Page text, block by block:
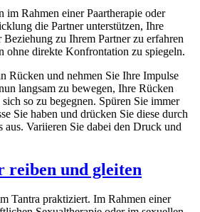
Rahmen einer Paartherapie oder
die Partner unterstützen, Ihre
zu Ihrem Partner zu erfahren
ohne direkte Konfrontation zu spiegeln.
Rücken und nehmen Sie Ihre Impulse
langsam zu bewegen, Ihre Rücken
so zu begegnen. Spüren Sie immer
Sie haben und drücken Sie diese durch
aus. Variieren Sie dabei den Druck und
reiben und gleiten
Tantra praktiziert. Im Rahmen einer